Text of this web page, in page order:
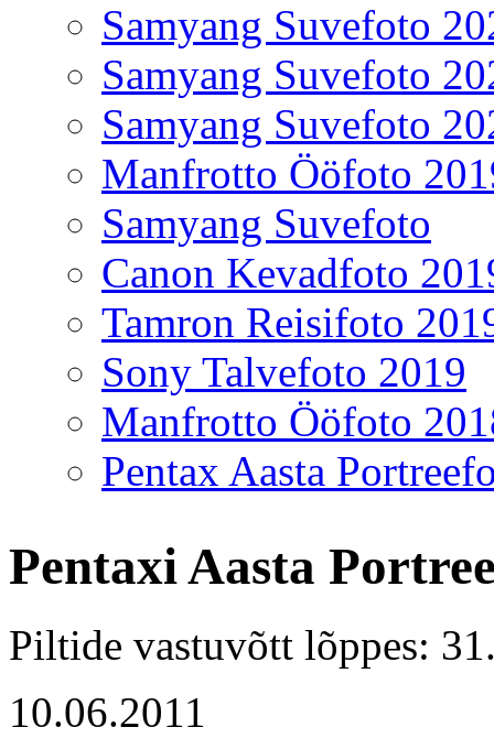
Samyang Suvefoto
Samyang Suvefoto
Samyang Suvefoto
Manfrotto Ööfoto
Samyang Suvefoto
Canon Kevadfoto
Tamron Reisifoto
Sony Talvefoto 2019
Manfrotto Ööfoto
Pentax Aasta
Pentaxi Aasta
Piltide vastuvõtt lõppes:
10.06.2011